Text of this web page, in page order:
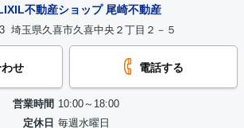
不動産ショップ 尾崎不動産
埼玉県久喜市久喜中央２丁目２－５
せ 電話する
営業時間 10:00～18:00
定休日 毎週水曜日